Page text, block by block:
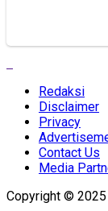
Redaksi
Disclaimer
Privacy
Contact Us
Media
Copyright ©